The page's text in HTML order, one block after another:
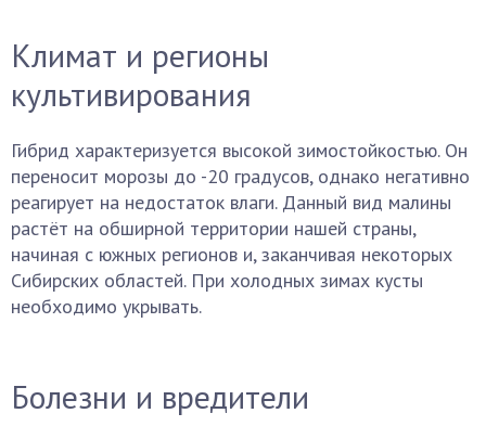
Климат и регионы
культивирования
Гибрид характеризуется высокой зимостойкостью. Он
переносит морозы до -20 градусов, однако негативно
реагирует на недостаток влаги. Данный вид малины
растёт на обширной территории нашей страны,
начиная с южных регионов и, заканчивая некоторых
Сибирских областей. При холодных зимах кусты
необходимо укрывать.
Болезни и вредители